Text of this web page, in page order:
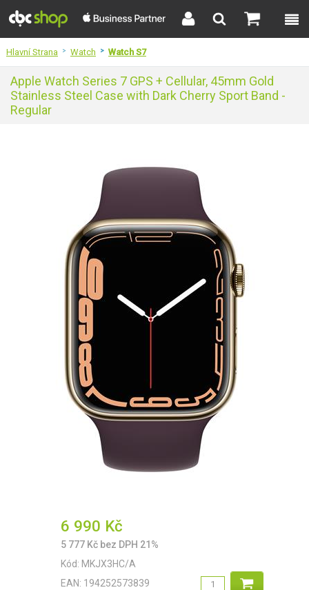
Hlavní Strana > Watch > Watch S7
Apple Watch Series 7 GPS + Cellular, 45mm Gold
Stainless Steel Case with Dark Cherry Sport Band -
Regular
6 990 Kč
5 777 Kč bez DPH 21%
Kód: MKJX3HC/A
EAN: 194252573839